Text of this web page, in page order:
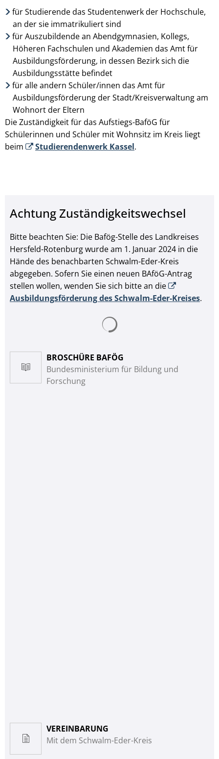
für Studierende das Studentenwerk der Hochschule,
an der sie immatrikuliert sind
für Auszubildende an Abendgymnasien, Kollegs,
Höheren Fachschulen und Akademien das Amt für
Ausbildungsförderung, in dessen Bezirk sich die
Ausbildungsstätte befindet
für alle andern Schüler/innen das Amt für
Ausbildungsförderung der Stadt/Kreisverwaltung am
Wohnort der Eltern
Die Zuständigkeit für das Aufstiegs-BaföG für
Schülerinnen und Schüler mit Wohnsitz im Kreis liegt
beim
Studierendenwerk Kassel.
Achtung Zuständigkeitswechsel
Bitte beachten Sie: Die Bafög-Stelle des Landkreises
Hersfeld-Rotenburg wurde am 1. Januar 2024 in die
Hände des benachbarten Schwalm-Eder-Kreis
abgegeben. Sofern Sie einen neuen BAföG-Antrag
stellen wollen, wenden Sie sich bitte an die
Ausbildungsförderung des Schwalm-Eder-Kreises.
BROSCHÜRE BAFÖG
Bundesministerium für Bildung und
Forschung
VEREINBARUNG
Mit dem Schwalm-Eder-Kreis